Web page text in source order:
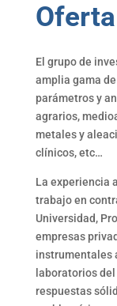
El grupo de
amplia gama
parámetros y
agrarios,
metales y
clínicos, etc…
La experiencia
trabajo en
Universidad,
empresas
instrumentales
laboratorios
respuestas